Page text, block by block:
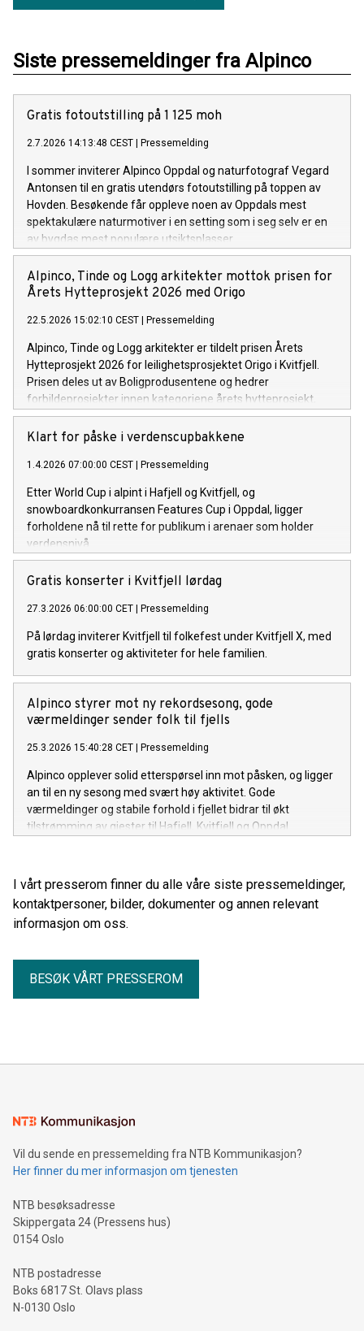
Siste pressemeldinger fra Alpinco
Gratis fotoutstilling på 1 125 moh
2.7.2026 14:13:48 CEST Pressemelding
I sommer inviterer Alpinco Oppdal og naturfotograf Vegard
Antonsen til en gratis utendørs fotoutstilling på toppen av
Hovden. Besøkende får oppleve noen av Oppdals mest
spektakulære naturmotiver i en setting som i seg selv er en
av bygdas mest populære utsiktsplasser.
Alpinco, Tinde og Logg arkitekter mottok prisen for
Årets Hytteprosjekt 2026 med Origo
22.5.2026 15:02:10 CEST Pressemelding
Alpinco, Tinde og Logg arkitekter er tildelt prisen Årets
Hytteprosjekt 2026 for leilighetsprosjektet Origo i Kvitfjell.
Prisen deles ut av Boligprodusentene og hedrer
forbildeprosjekter innen kategoriene årets hytteprosjekt,
årets småhusprosjekt og årets leilighetsprosjekt.
Klart for påske i verdenscupbakkene
1.4.2026 07:00:00 CEST Pressemelding
Etter World Cup i alpint i Hafjell og Kvitfjell, og
snowboardkonkurransen Features Cup i Oppdal, ligger
forholdene nå til rette for publikum i arenaer som holder
verdensnivå.
Gratis konserter i Kvitfjell lørdag
27.3.2026 06:00:00 CET Pressemelding
På lørdag inviterer Kvitfjell til folkefest under Kvitfjell X, med
gratis konserter og aktiviteter for hele familien.
Alpinco styrer mot ny rekordsesong, gode
værmeldinger sender folk til fjells
25.3.2026 15:40:28 CET Pressemelding
Alpinco opplever solid etterspørsel inn mot påsken, og ligger
an til en ny sesong med svært høy aktivitet. Gode
værmeldinger og stabile forhold i fjellet bidrar til økt
tilstrømming av gjester til Hafjell, Kvitfjell og Oppdal.
I vårt presserom finner du alle våre siste pressemeldinger,
kontaktpersoner, bilder, dokumenter og annen relevant
informasjon om oss.
BESØK VÅRT PRESSEROM
Vil du sende en pressemelding fra NTB Kommunikasjon?
Her finner du mer informasjon om tjenesten
NTB besøksadresse
Skippergata 24 (Pressens hus)
0154 Oslo
NTB postadresse
Boks 6817 St. Olavs plass
N-0130 Oslo